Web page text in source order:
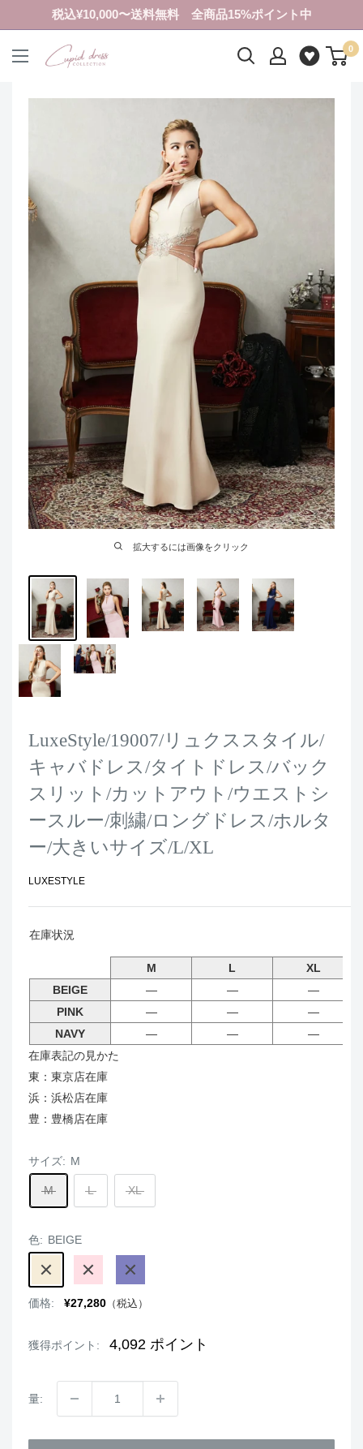
ン
税込¥10,000〜送料無料 全商品15%ポイント中
ク
ド
ク
0
拡大するには画像をクリック
LuxeStyle/19007/リュクススタイル/
キャバドレス/タイトドレス/バック
スリット/カットアウト/ウエストシ
ースルー/刺繍/ロングドレス/ホルタ
ー/大きいサイズ/L/XL
LUXESTYLE
在庫状況
M L
XL
BEIGE
― ―
―
PINK
― ―
―
NAVY
― ―
―
在庫表記の見かた
東：東京店在庫
浜：浜松店在庫
豊：豊橋店在庫
サイズ: M
M L XL
色: BEIGE
BEIGE
PINK NAVY
価格:
販
¥27,280 （税込）
獲得ポイント: 4,092 ポイント
量: